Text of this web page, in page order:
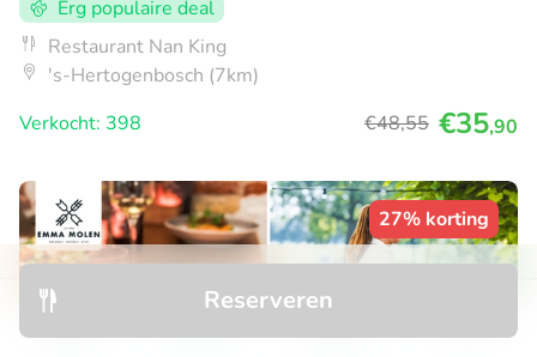
Reserveren
Erg populaire deal
Restaurant Nan King
's-Hertogenbosch (7km)
Verkocht: 398
€48,55 €35,90
27% korting